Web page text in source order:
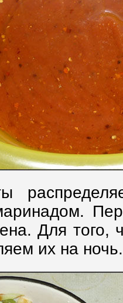
Для того,
их на ночь.